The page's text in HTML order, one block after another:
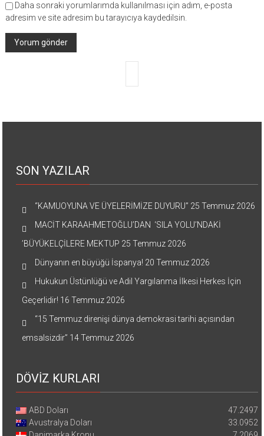
Daha sonraki yorumlarımda kullanılması için adım, e-posta
adresim ve site adresim bu tarayıcıya kaydedilsin.
SON YAZILAR
“KAMUOYUNA VE ÜYELERİMİZE DUYURU” 25 Temmuz 2026
MACİT KARAAHMETOĞLU’DAN ‘SILA YOLU’NDAKİ
’BÜYÜKELÇİLERE MEKTUP 25 Temmuz 2026
Dünyanın en büyüğü İspanya! 20 Temmuz 2026
Hukukun Üstünlüğü ve Adil Yargılanma İlkesi Herkes İçin
Geçerlidir! 16 Temmuz 2026
“15 Temmuz direnişi dünya demokrasi tarihi açısından
emsalsizdir” 14 Temmuz 2026
DÖVİZ KURLARI
ABD Doları
47.2497
Avustralya Doları
33.0952